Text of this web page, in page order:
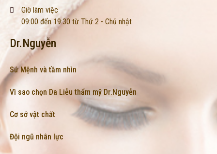
Giờ làm việc
09:00 đến 19:30 từ Thứ 2 - Chủ nhật
Dr.Nguyễn
Sứ Mệnh và tầm nhìn
Vì sao chọn Da Liễu thẩm mỹ Dr.Nguyễn
Cơ sở vật chất
Đội ngũ nhân lực